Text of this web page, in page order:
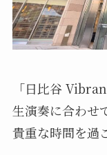
「日比谷
生演奏に合わせ
貴重な時間を過